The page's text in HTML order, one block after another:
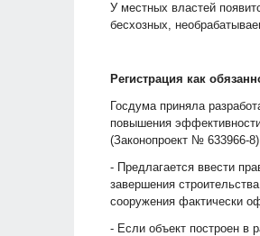
У местных властей
бесхозных,
Регистрация как
Госдума приняла
повышения
(Законопроект № 633966-
- Предлагается ввести
завершения
сооружения фактически
- Если объект построен в